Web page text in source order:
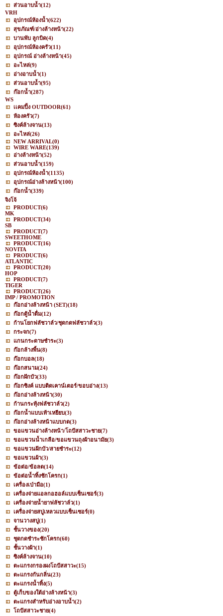
ส่วนอาบน้ำ(12)
VRH
อุปกรณ์ห้องน้ำ(622)
สุขภัณฑ์/อ่างล้างหน้า(22)
บานพับ ลูกบิด(4)
อุปกรณ์ห้องครัว(11)
อุปกรณ์ อ่างล้างหน้า(45)
อะไหล่(9)
อ่างอาบน้ำ(1)
ส่วนอาบน้ำ(95)
ก๊อกน้ำ(287)
WS
เเคมปิ้ง OUTDOOR(61)
ห้องครัว(7)
ซิงค์ล้างจาน(13)
อะไหล่(26)
NEW ARRIVAL(0)
WIRE WARE(139)
อ่างล้างหน้า(52)
ส่วนอาบน้ำ(159)
อุปกรณ์ห้องน้ำ(1135)
อุปกรณ์อ่างล้างหน้า(100)
ก๊อกน้ำ(339)
จิงโจ้
PRODUCT(6)
MK
PRODUCT(34)
SB
PRODUCT(7)
SWEETHOME
PRODUCT(16)
NOVITA
PRODUCT(6)
ATLANTIC
PRODUCT(20)
HOP
PRODUCT(7)
TIGER
PRODUCT(26)
IMP / PROMOTION
ก๊อกอ่างล้างหน้า (SET)(18)
ก๊อกตู้น้ำดื่ม(12)
ก้านโยกฟลัชวาล์ว/ชุดกดฟลัชวาล์ว(3)
กระจก(7)
แกนกระดาษชำระ(3)
ก๊อกล้างพื้น(8)
ก๊อกบอล(18)
ก๊อกสนาม(24)
ก๊อกฝักบัว(33)
ก๊อกซิงค์ แบบติดเคาน์เตอร์/ขอบอ่าง(13)
ก๊อกอ่างล้างหน้า(30)
ก้านกระทุ้งฟลัชวาล์ว(2)
ก๊อกน้ำแบบเท้าเหยียบ(3)
ก๊อกอ่างล้างหน้าแบบกด(3)
ขอแขวนอ่างล้างหน้า/โถปัสสาวะชาย(7)
ขอแขวนน้ำเกลือ/ขอแขวนถุงผ้าอนามัย(3)
ขอแขวนฝักบัว/สายชำระ(12)
ขอแขวนผ้า(3)
ข้อต่อ/ข้อลด(14)
ข้อต่อน้ำทิ้งชักโครก(1)
เครื่องเป่ามือ(1)
เครื่องจ่ายแอลกอฮอล์แบบเซ็นเซอร์(3)
เครื่องจ่ายน้ำยาฟลัชวาล์ว(1)
เครื่องจ่ายสบู่เหลวแบบเซ็นเซอร์(0)
จานวางสบู่(1)
ชั้นวางของ(20)
ชุดกดชำระชักโครก(60)
ชั้นวางผ้า(1)
ซิงค์ล้างจาน(10)
ตะแกรงกรองผงโถปัสสาวะ(15)
ตะแกรงกันกลิ่น(23)
ตะแกรงน้ำทิ้ง(5)
ตู้เก็บของใต้อ่างล้างหน้า(3)
ตะแกรงสำหรับอ่างอาบน้ำ(2)
โถปัสสาวะชาย(4)